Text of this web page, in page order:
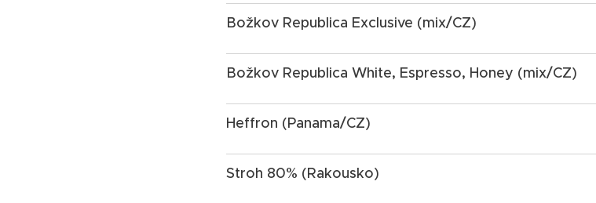
Božkov Republica Exclusive (mix/CZ)
Božkov Republica White, Espresso, Honey (mix/CZ)
Heffron (Panama/CZ)
Stroh 80% (Rakousko)